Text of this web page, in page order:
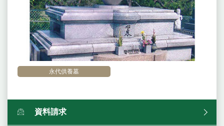
永代供養墓
資料請求